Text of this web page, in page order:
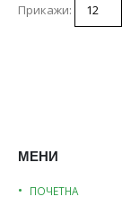
Прикажи:
МЕНИ
ПОЧЕТНА